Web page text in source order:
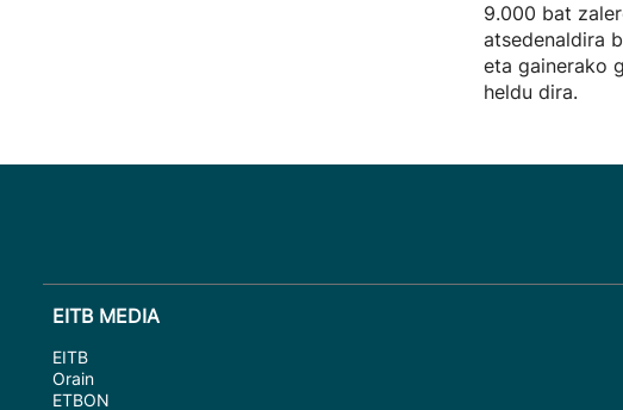
9.000 bat
atsedenaldira
eta gainerako
heldu dira.
EITB MEDIA
EITB
Orain
ETBON